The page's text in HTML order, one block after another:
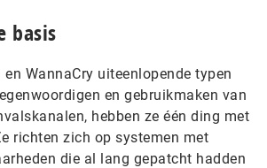
basis
WannaCry uiteenlopende typen
en gebruikmaken van
hebben ze één ding met
richten zich op systemen met
die al lang gepatcht hadden